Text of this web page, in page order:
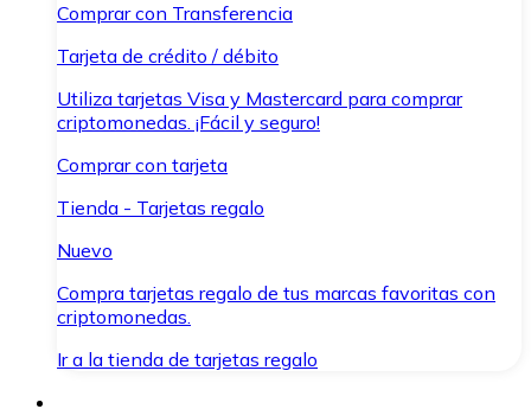
Comprar con Transferencia
Tarjeta de crédito / débito
Utiliza tarjetas Visa y Mastercard para comprar
criptomonedas. ¡Fácil y seguro!
Comprar con tarjeta
Tienda - Tarjetas regalo
Nuevo
Compra tarjetas regalo de tus marcas favoritas con
criptomonedas.
Ir a la tienda de tarjetas regalo